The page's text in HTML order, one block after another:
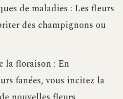
de maladies : Les fleurs
des champignons ou
la floraison : En
fanées, vous incitez la